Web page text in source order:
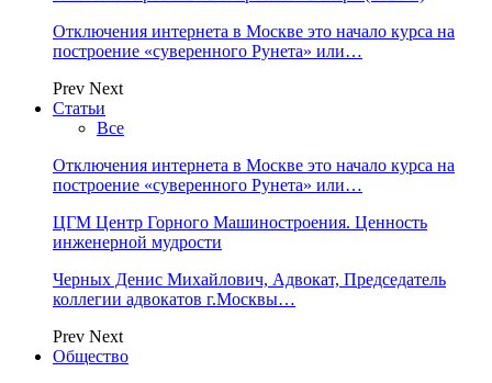
Отключения интернета в Москве это начало курса на
построение «суверенного Рунета» или…
Prev Next
Статьи
Все
Отключения интернета в Москве это начало курса на
построение «суверенного Рунета» или…
ЦГМ Центр Горного Машиностроения. Ценность
инженерной мудрости
Черных Денис Михайлович, Адвокат, Председатель
коллегии адвокатов г.Москвы…
Prev Next
Общество